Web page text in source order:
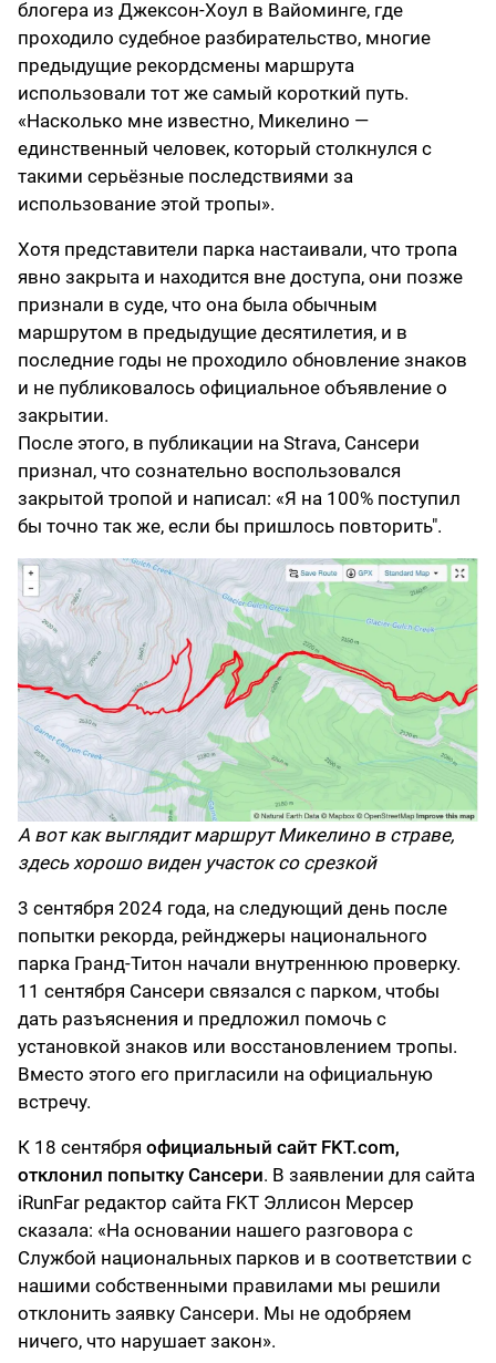
блогера из Джексон-Хоул в Вайоминге, где
проходило судебное разбирательство, многие
предыдущие рекордсмены маршрута
использовали тот же самый короткий путь.
«Насколько мне известно, Микелино —
единственный человек, который столкнулся с
такими серьёзные последствиями за
использование этой тропы».
Хотя представители парка настаивали, что тропа
явно закрыта и находится вне доступа, они позже
признали в суде, что она была обычным
маршрутом в предыдущие десятилетия, и в
последние годы не проходило обновление знаков
и не публиковалось официальное объявление о
закрытии.
После этого, в публикации на Strava, Сансери
признал, что сознательно воспользовался
закрытой тропой и написал: «Я на 100% поступил
бы точно так же, если бы пришлось повторить".
А вот как выглядит маршрут Микелино в страве,
здесь хорошо виден участок со срезкой
3 сентября 2024 года, на следующий день после
попытки рекорда, рейнджеры национального
парка Гранд-Титон начали внутреннюю проверку.
11 сентября Сансери связался с парком, чтобы
дать разъяснения и предложил помочь с
установкой знаков или восстановлением тропы.
Вместо этого его пригласили на официальную
встречу.
К 18 сентября официальный сайт FKT.com,
отклонил попытку Сансери. В заявлении для сайта
iRunFar редактор сайта FKT Эллисон Мерсер
сказала: «На основании нашего разговора с
Службой национальных парков и в соответствии с
нашими собственными правилами мы решили
отклонить заявку Сансери. Мы не одобряем
ничего, что нарушает закон».